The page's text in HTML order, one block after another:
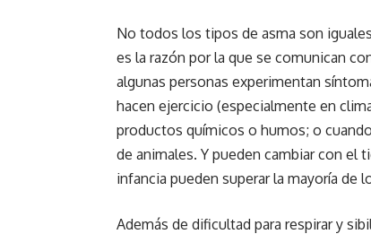
No todos los tipos de asma son
es la razón por la que se comunican
algunas personas experimentan
hacen ejercicio (especialmente en
productos químicos o humos; o
de animales. Y pueden cambiar con el
infancia pueden superar la mayoría de
Además de dificultad para respirar y